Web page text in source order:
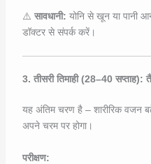
⚠️ सावधानी: योनि से खून या पानी
डॉक्टर से संपर्क करें।
3. तीसरी तिमाही (28–40 सप्ताह):
यह अंतिम चरण है – शारीरिक वजन
अपने चरम पर होगा।
परीक्षण: